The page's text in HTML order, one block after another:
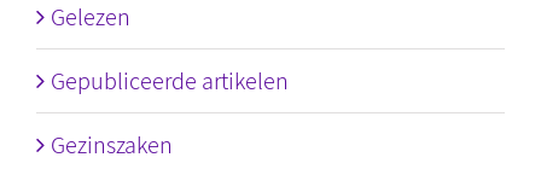
Gelezen
Gepubliceerde artikelen
Gezinszaken